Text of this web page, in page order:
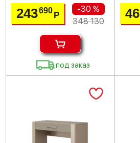
243690Р
-30 %
348 130
под заказ
46